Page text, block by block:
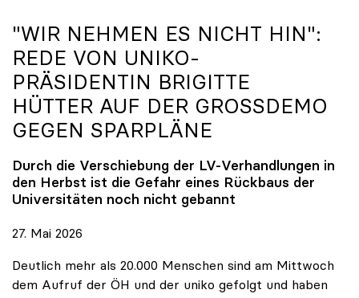
"WIR NEHMEN ES NICHT HIN":
REDE VON UNIKO-
PRÄSIDENTIN BRIGITTE
HÜTTER AUF DER GROSSDEMO G
EGEN SPARPLÄNE
Durch die Verschiebung der LV-Verhandlungen in
den Herbst ist die Gefahr eines Rückbaus der
Universitäten noch nicht gebannt
27. Mai 2026
Deutlich mehr als 20.000 Menschen sind am Mittwoch
dem Aufruf der ÖH und der uniko gefolgt und haben